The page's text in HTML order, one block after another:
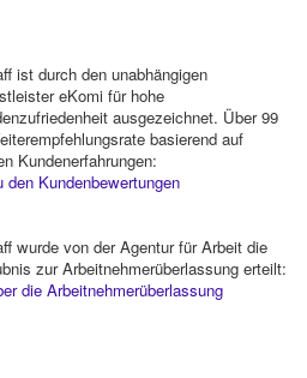
ist durch den unabhängigen
eKomi für hohe
ausgezeichnet. Über 99
basierend auf
Kundenerfahrungen:
den Kundenbewertungen
wurde von der Agentur für Arbeit die
zur Arbeitnehmerüberlassung erteilt:
die Arbeitnehmerüberlassung